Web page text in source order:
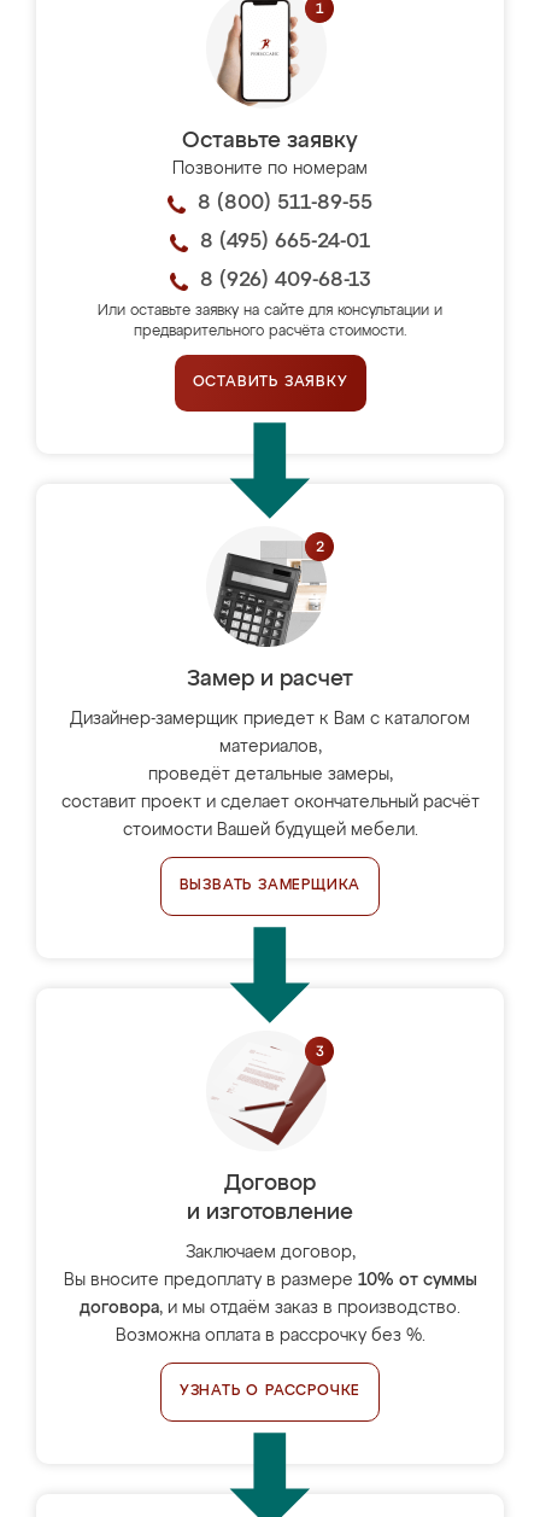
Оставьте заявку
Позвоните по номерам
8 (800) 511-89-55
8 (495) 665-24-01
8 (926) 409-68-13
Или оставьте заявку на сайте для консультации и
предварительного расчёта стоимости.
ОСТАВИТЬ ЗАЯВКУ
Замер и расчет
Дизайнер-замерщик приедет к Вам с каталогом
материалов,
проведёт детальные замеры,
составит проект и сделает окончательный расчёт
стоимости Вашей будущей мебели.
ВЫЗВАТЬ ЗАМЕРЩИКА
Договор
и изготовление
Заключаем договор,
Вы вносите предоплату в размере 10% от суммы
договора, и мы отдаём заказ в производство.
Возможна оплата в рассрочку без %.
УЗНАТЬ О РАССРОЧКЕ